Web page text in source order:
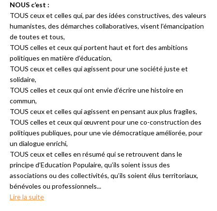
NOUS c’est :
TOUS ceux et celles qui, par des idées constructives, des valeurs
humanistes, des démarches collaboratives, visent l’émancipation
de toutes et tous,
TOUS celles et ceux qui portent haut et fort des ambitions
politiques en matière d’éducation,
TOUS ceux et celles qui agissent pour une société juste et
solidaire,
TOUS celles et ceux qui ont envie d’écrire une histoire en
commun,
TOUS ceux et celles qui agissent en pensant aux plus fragiles,
TOUS celles et ceux qui œuvrent pour une co-construction des
politiques publiques, pour une vie démocratique améliorée, pour
un dialogue enrichi,
TOUS ceux et celles en résumé qui se retrouvent dans le
principe d’Education Populaire, qu’ils soient issus des
associations ou des collectivités, qu’ils soient élus territoriaux,
bénévoles ou professionnels...
Lire la suite